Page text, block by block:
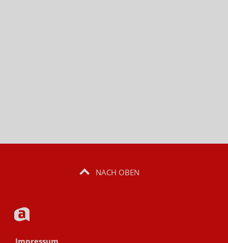
NACH OBEN
Impressum